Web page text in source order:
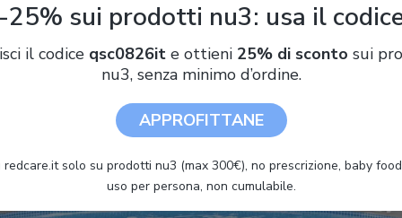
o più filtri. Rispetto alle piscine gonfiabili, oltre ai vantaggi
la tipologia frame è soggetta a un minore deterioramento, non
bucati.
-25% sui prodotti nu3: usa il
il codice qsc0826ite ottieni 25% di sconto sui
nu3, senza minimo d’ordine.
APPROFITTANE
redcare.it solo su prodotti nu3 (max 300€), no prescrizione, baby
uso per persona, non cumulabile.